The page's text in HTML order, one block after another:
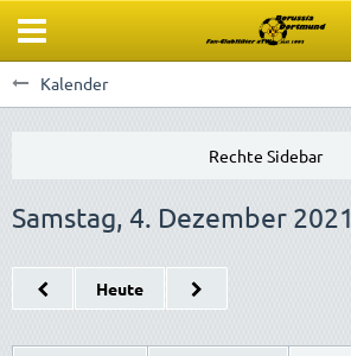
Kalender
Samstag, 4. Dezember 2021
Heute